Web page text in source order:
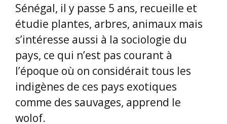
Sénégal, il y passe 5 ans, recueille et
étudie plantes, arbres, animaux mais
s’intéresse aussi à la sociologie du
pays, ce qui n’est pas courant à
l’époque où on considérait tous les
indigènes de ces pays exotiques
comme des sauvages, apprend le
wolof.